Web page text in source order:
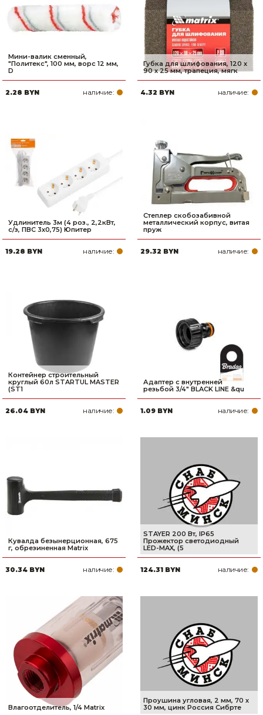
Мини-валик сменный,
"Политекс", 100 мм, ворс 12 мм,
D
2.28 BYN наличие:
Губка для шлифования, 120 х
90 х 25 мм, трапеция, мягк
4.32 BYN наличие:
Удлинитель 3м (4 роз., 2,2кВт,
с/з, ПВС 3х0,75) Юпитер
19.28 BYN наличие:
Степлер скобозабивной
металлический корпус, витая
пруж
29.32 BYN наличие:
Контейнер строительный
круглый 60л STARTUL MASTER
(ST1
26.04 BYN наличие:
Адаптер с внутренней
резьбой 3/4" BLACK LINE &qu
1.09 BYN наличие:
Кувалда безынерционная, 675
г, обрезиненная Matrix
30.34 BYN наличие:
STAYER 200 Вт, IP65
Прожектор светодиодный
LED-MAX, (5
124.31 BYN наличие:
Влагоотделитель, 1/4 Matrix
Проушина угловая, 2 мм, 70 х
30 мм, цинк Россия Сибрте